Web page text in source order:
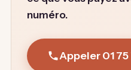
numéro.
Appeler 01